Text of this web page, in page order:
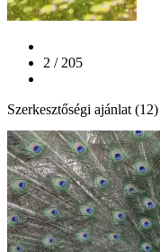
2 / 205
Szerkesztőségi ajánlat (12)